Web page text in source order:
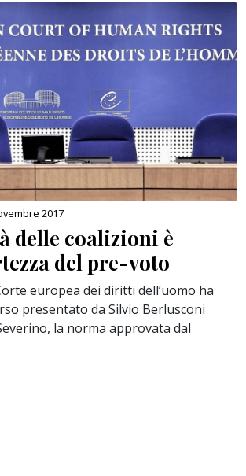
2017
delle coalizioni è
del pre-voto
europea dei diritti dell’uomo ha
presentato da Silvio Berlusconi
la norma approvata dal